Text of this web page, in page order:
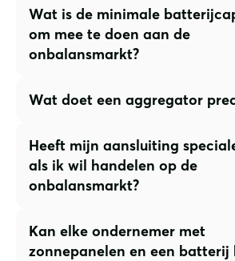
Wat is de minimale
om mee te doen aan de
onbalansmarkt?
Wat doet een aggregator
Heeft mijn aansluiting
als ik wil handelen op de
onbalansmarkt?
Kan elke ondernemer met
zonnepanelen en een batterij